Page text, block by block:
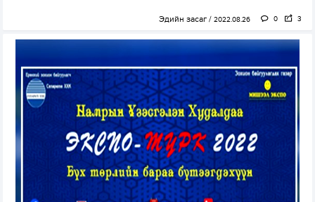
Эдийн засаг 2022.08.26 0 3